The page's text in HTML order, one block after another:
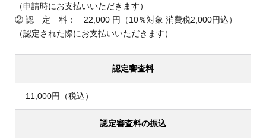
（申請時にお支払いいただきます）
② 認 定 料： 22,000 円（10％対象 消費税2,000円込）
（認定された際にお支払いいただきます）
認定審査料
11,000円（税込）
認定審査料の振込